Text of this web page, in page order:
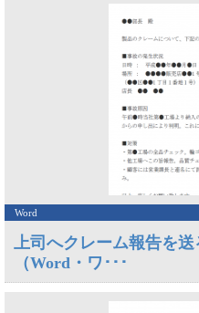
Word
上司へクレーム報告を
（Word・ワ･･･